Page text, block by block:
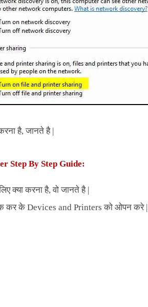
है, जानते है |
Step By Step Guide:
क्या करना है, वो जानते है |
कर के Devices and Printers को ओपन करे |